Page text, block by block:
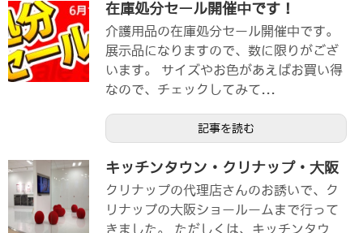
在庫処分セール開催中です！
介護用品の在庫処分セール開催中です。
展示品になりますので、数に限りがござ
います。 サイズやお色があえばお買い得
なので、チェックしてみて...
記事を読む
キッチンタウン・クリナップ・大阪
クリナップの代理店さんのお誘いで、ク
リナップの大阪ショールームまで行って
きました。 ただしくは、キッチンタウ